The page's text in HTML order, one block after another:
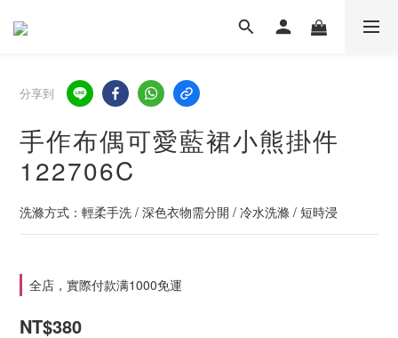
分享到
手作布偶可愛藍裙小熊掛件
122706C
洗滌方式：輕柔手洗 / 深色衣物需分開 / 冷水洗滌 / 短時浸
全店，實際付款满1000免運
NT$380